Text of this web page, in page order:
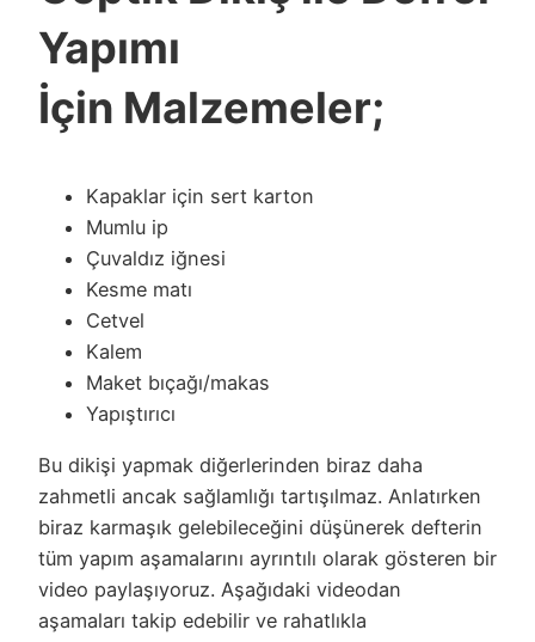
Yapımı
İçin Malzemeler;
Kapaklar için sert karton
Mumlu ip
Çuvaldız iğnesi
Kesme matı
Cetvel
Kalem
Maket bıçağı/makas
Yapıştırıcı
Bu dikişi yapmak diğerlerinden biraz daha
zahmetli ancak sağlamlığı tartışılmaz. Anlatırken
biraz karmaşık gelebileceğini düşünerek defterin
tüm yapım aşamalarını ayrıntılı olarak gösteren bir
video paylaşıyoruz. Aşağıdaki videodan
aşamaları takip edebilir ve rahatlıkla